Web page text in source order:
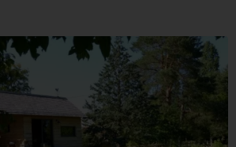
TOUT L'AGENDA